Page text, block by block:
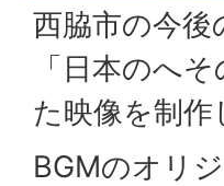
西脇市の今
「日本のへ
た映像を制作
BGMのオリ